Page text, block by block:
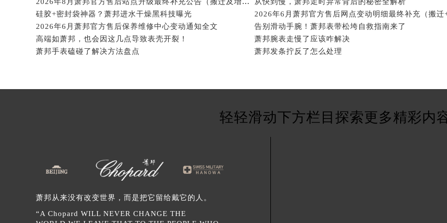
辽宁省铁岭市银州区南马路萧邦售后服务中心（需提前预约）
辽宁省营口市站前区市府路与渤海大街交叉口萧邦售后服务中心（需提前预约）
辽宁省沈阳市沈河区中街路137号亨得利名表维修授权店1楼萧邦售后服务中心（需提前预约）
辽宁省沈阳市沈河区中街路83号亨得利名表维修授权店1楼萧邦售后服务中心（需提前预约）
内蒙古自治区巴彦淖尔市临河区新华街萧邦售后服务中心（需提前预约）
内蒙古自治区呼伦贝尔市海拉尔区中央街萧邦售后服务中心（需提前预约）
内蒙古自治区乌海市海勃湾区人民南路萧邦售后服务中心（需提前预约）
内蒙古自治区乌兰察布市集宁区恩和大街萧邦售后服务中心（需提前预约）
硅胶+密封袋神器？萧邦进水干燥黑科技曝光
2026年6月萧邦官方售后网点变动明细最终补充（搬迁
2026年6月萧邦官方售后保养维修中心变动通知全文
告别滑动手腕！萧邦表带松垮自救指南来了
高端如萧邦，也会因这几点导致表壳开裂！
萧邦腕表走慢了应该咋解决
萧邦手表磕碰了解决方法盘点
萧邦发条拧反了怎么处理
轻轻滑动下方栏目探索更多精彩内
萧邦从来没有改变世界，而是把它留给戴它的人。
“A Chopard WILL NEVER CHANGE THE